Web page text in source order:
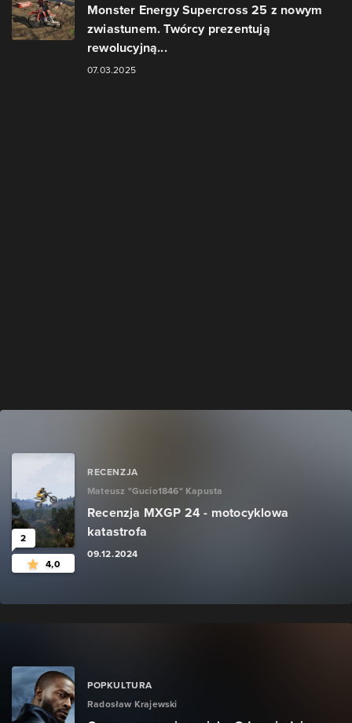
Monster Energy Supercross 25 z nowym
zwiastunem. Twórcy prezentują
rewolucyjną...
07.03.2025
2
4,0
RECENZJA
Mateusz "Gucio1846" Kapusta
Recenzja MXGP 24 - motocyklowa
katastrofa
09.12.2024
POPKULTURA
Radosław Krajewski